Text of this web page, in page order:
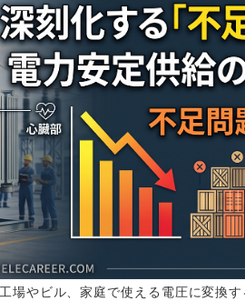
場やビル、家庭で使える電圧に変換